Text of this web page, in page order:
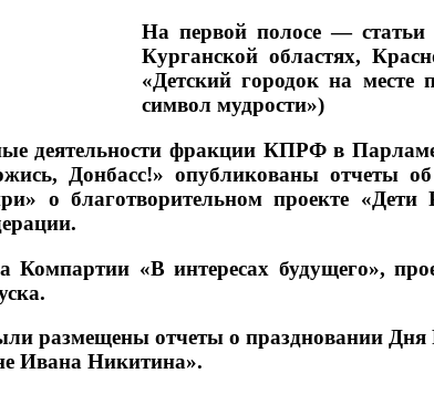
На первой полосе —
Курганской областях,
«Детский городок на
символ мудрости»)
деятельности фракции КПРФ в
Донбасс!» опубликованы отчеты
о благотворительном проекте
Компартии «В интересах будущего»,
размещены отчеты о праздновании
Ивана Никитина».